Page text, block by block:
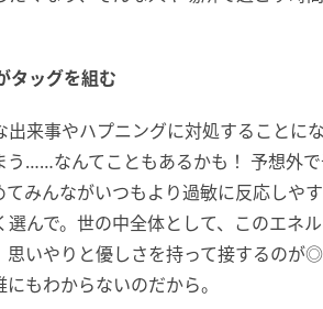
タッグを組む
来事やハプニングに対処することに
う……なんてこともあるかも！ 予想外
みんながいつもより過敏に反応しや
んで。世の中全体として、このエネ
思いやりと優しさを持って接するのが
もわからないのだから。